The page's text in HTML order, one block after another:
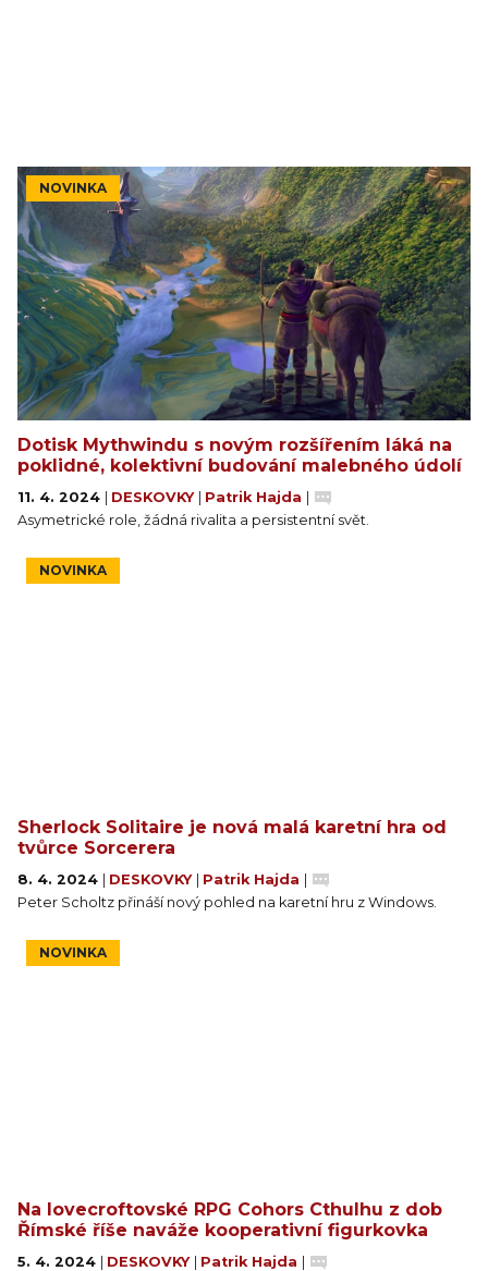
NOVINKA
Dotisk Mythwindu s novým rozšířením láká na
poklidné, kolektivní budování malebného údolí
11. 4. 2024 DESKOVKY Patrik Hajda
Asymetrické role, žádná rivalita a persistentní svět.
NOVINKA
Sherlock Solitaire je nová malá karetní hra od
tvůrce Sorcerera
8. 4. 2024 DESKOVKY Patrik Hajda
Peter Scholtz přináší nový pohled na karetní hru z Windows.
NOVINKA
Na lovecroftovské RPG Cohors Cthulhu z dob
Římské říše naváže kooperativní figurkovka
5. 4. 2024 DESKOVKY Patrik Hajda